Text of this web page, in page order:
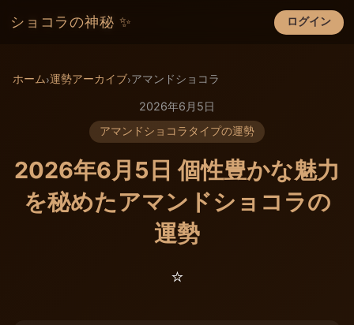
ショコラの神秘 ✨ ログイン
×
ホーム›運勢アーカイブ›アマンドショコラ
2026年6月5日
アマンドショコラタイプの運勢
2026年6月5日 個性豊かな魅力
を秘めたアマンドショコラの
運勢
⭐️